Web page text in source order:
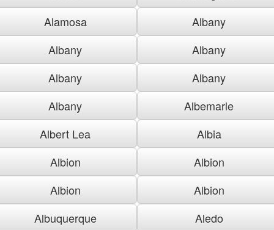
Alamosa
Albany
Albany
Albany
Albany
Albany
Albany
Albemarle
Albert Lea
Albia
Albion
Albion
Albion
Albion
Albuquerque
Aledo